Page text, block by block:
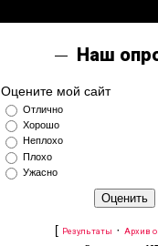
Наш
Оцените мой сайт
Отлично
Хорошо
Неплохо
Плохо
Ужасно
[ Результаты · Архив